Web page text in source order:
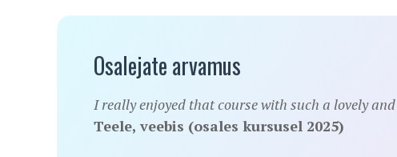
Osalejate arvamus
I really enjoyed that course with such a lovely
Teele, veebis (osales kursusel 2025)